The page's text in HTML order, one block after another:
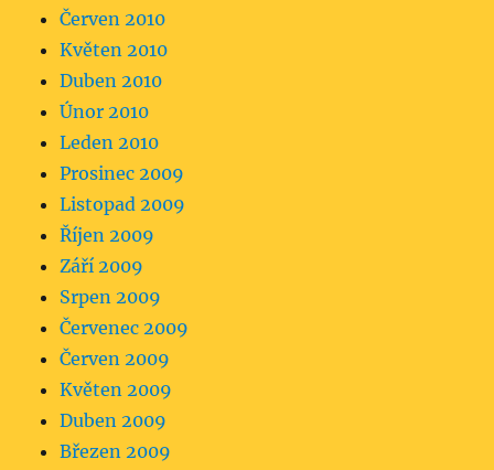
Červen 2010
Květen 2010
Duben 2010
Únor 2010
Leden 2010
Prosinec 2009
Listopad 2009
Říjen 2009
Září 2009
Srpen 2009
Červenec 2009
Červen 2009
Květen 2009
Duben 2009
Březen 2009